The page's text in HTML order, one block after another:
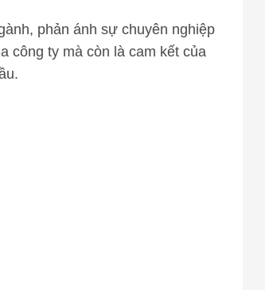
phản ánh sự chuyên nghiệp
công ty mà còn là cam kết của